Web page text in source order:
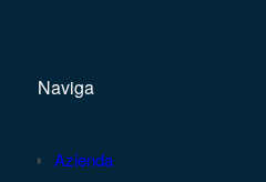
Naviga
Azienda